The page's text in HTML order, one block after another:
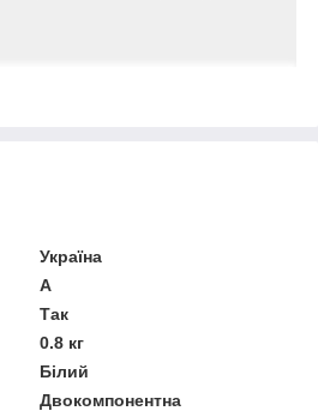
Україна
А
Так
0.8 кг
Білий
Двокомпонентна